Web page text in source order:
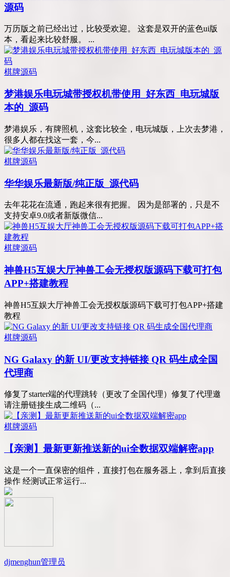
源码
万历版之前已经出过，比较受欢迎。 这套是双开的蓝色ui版
本，看起来比较舒服。 ...
棋牌源码
梦港娱乐电玩城带授权机带使用_好东西_电玩城版
本的_源码
梦港娱乐，有牌照机，这套比较全，电玩城版，上次去梦港，
很多人都在找这一套，今...
棋牌源码
华华娱乐最新版/纯正版_源代码
去年花花在流通，跑起来很有把握。 因为是部署的，只是不
支持安卓9.0或者新版微信...
棋牌源码
神兽H5互娱大厅神兽工会无授权版源码下载可打包
APP+搭建教程
神兽H5互娱大厅神兽工会无授权版源码下载可打包APP+搭建
教程
棋牌源码
NG Galaxy 的新 UI/更改支持链接 QR 码生成全国
代理商
修复了starter端的代理跳转（更改了全国代理）修复了代理邀
请注册链接生成二维码（...
棋牌源码
【亲测】最新更新推送新的ui全数据双端解密app
这是一个一直保密的组件，直接打包在服务器上，拿到后直接
操作 经测试正常运行...
djmenghun管理员